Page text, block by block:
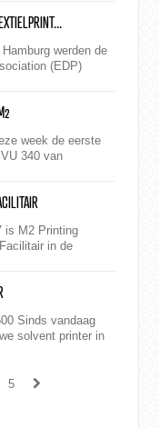
werden de
(EDP)
week de eerste
340 van
is M2 Printing
in de
Sinds vandaag
solvent printer in
5